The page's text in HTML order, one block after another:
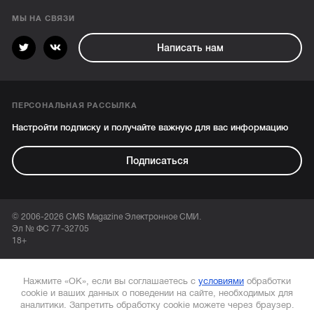
МЫ НА СВЯЗИ
Написать нам
ПЕРСОНАЛЬНАЯ РАССЫЛКА
Настройти подписку и получайте важную для вас информацию
Подписаться
© 2006-2026 CMS Magazine Электронное СМИ.
Эл № ФС 77-32705
18+
Нажмите «ОК», если вы соглашаетесь с условиями обработки
cookie и ваших данных о поведении на сайте, необходимых для
аналитики. Запретить обработку cookie можете через браузер.